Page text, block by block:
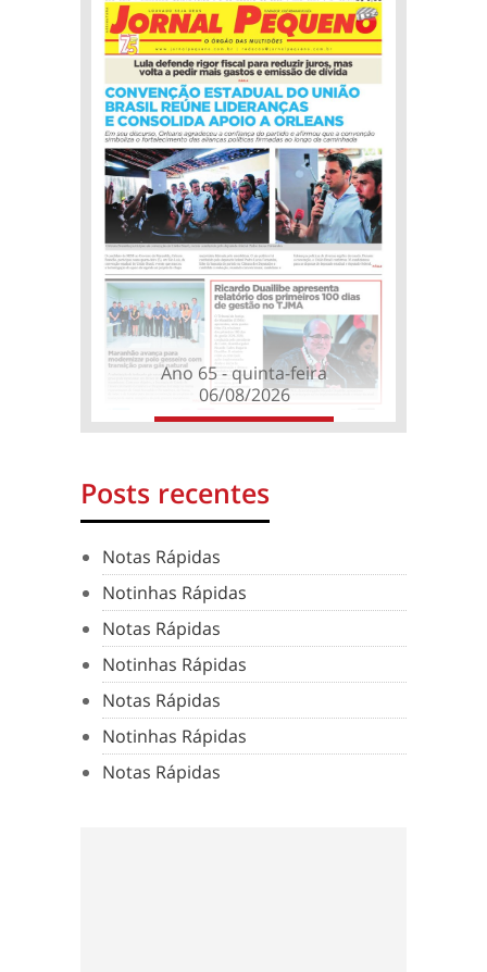
Ano 65 - quinta-feira
06/08/2026
Posts recentes
Notas Rápidas
Notinhas Rápidas
Notas Rápidas
Notinhas Rápidas
Notas Rápidas
Notinhas Rápidas
Notas Rápidas